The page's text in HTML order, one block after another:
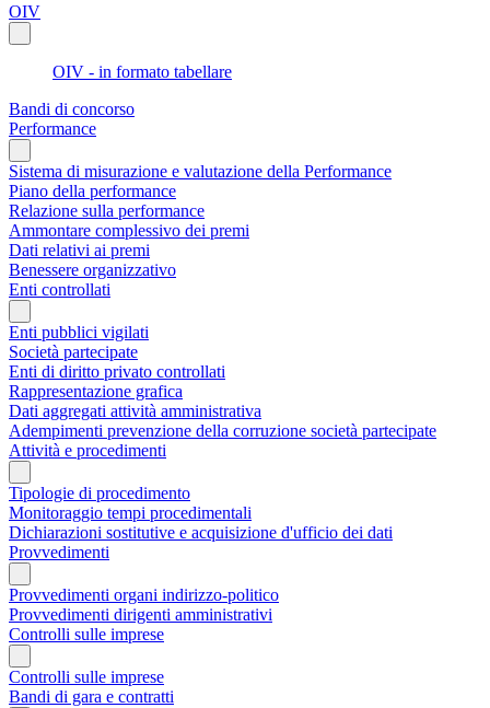
OIV
OIV - in formato tabellare
Bandi di concorso
Performance
Sistema di misurazione e valutazione della Performance
Piano della performance
Relazione sulla performance
Ammontare complessivo dei premi
Dati relativi ai premi
Benessere organizzativo
Enti controllati
Enti pubblici vigilati
Società partecipate
Enti di diritto privato controllati
Rappresentazione grafica
Dati aggregati attività amministrativa
Adempimenti prevenzione della corruzione società partecipate
Attività e procedimenti
Tipologie di procedimento
Monitoraggio tempi procedimentali
Dichiarazioni sostitutive e acquisizione d'ufficio dei dati
Provvedimenti
Provvedimenti organi indirizzo-politico
Provvedimenti dirigenti amministrativi
Controlli sulle imprese
Controlli sulle imprese
Bandi di gara e contratti